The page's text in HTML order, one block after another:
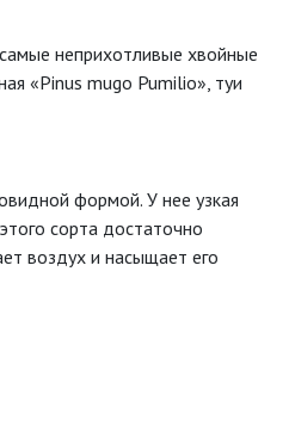
неприхотливые хвойные
«Pinus mugo Pumilio», туи
формой. У нее узкая
сорта достаточно
воздух и насыщает его